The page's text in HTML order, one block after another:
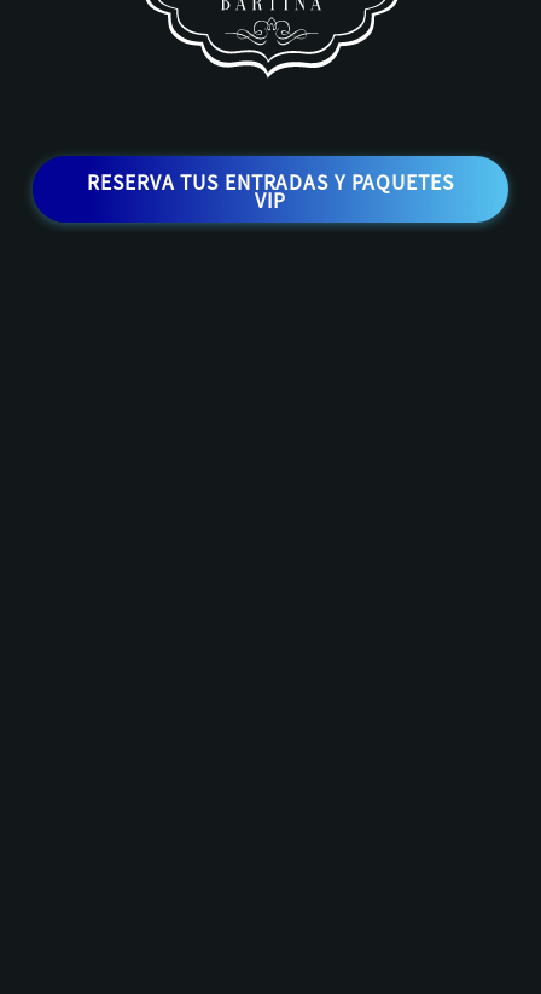
RESERVA TUS ENTRADAS Y PAQUETES
VIP